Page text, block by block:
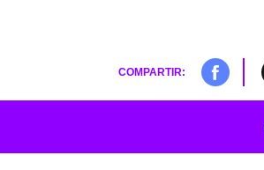
COMPARTIR: